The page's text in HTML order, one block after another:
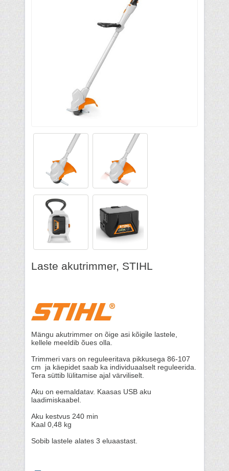
Laste akutrimmer, STIHL
Mängu akutrimmer on õige asi kõigile lastele,
kellele meeldib õues olla.
Trimmeri vars on reguleeritava pikkusega 86-107
cm ja käepidet saab ka individuaalselt reguleerida.
Tera süttib lülitamise ajal värviliselt.
Aku on eemaldatav. Kaasas USB aku
laadimiskaabel.
Aku kestvus 240 min
Kaal 0,48 kg
Sobib lastele alates 3 eluaastast.